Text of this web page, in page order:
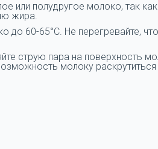
или полудругое молоко, так
жира.
до 60-65°C. Не перегревайте,
струю пара на поверхность
молоку